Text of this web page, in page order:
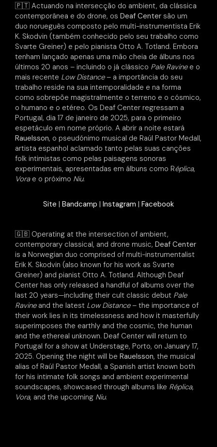
🇵🇹Actuando na intersecção do ambient, da clássica
contemporânea e do drone, osDeaf Center são um
duo norueguês composto pelo multi-instrumentista Erik
K. Skodvin (também conhecido pelo seu trabalho como
Svarte Greiner) e pelo pianista Otto A. Totland. Embora
tenham lançado apenas uma mão cheia de álbuns nos
últimos 20 anos – incluindo o já clássico Pale Ravinee o
mais recente Low Distance– a importância do seu
trabalho reside na sua intemporalidade e na forma
como sobrepõe magistralmente o terreno e o cósmico,
o humano e o etéreo. Os Deaf Center regressam a
Portugal, dia 17 de janeiro de 2025, para o primeiro
espetáculo em nome próprio. A abrir a noite estará
Rauelsson, o pseudónimo musical de Raúl Pastor Medall,
artista espanhol aclamado tanto pelas suas canções
folk intimistas como pelas paisagens sonoras
experimentais, apresentadas em álbuns como Réplica,
Vorae o próximo Niu.
Site | Bandcamp | Instagram | Facebook
🇬🇧 Operating at the intersection of ambient,
contemporary classical, and drone music,Deaf Center
is a Norwegian duo comprised of multi-instrumentalist
Erik K. Skodvin (also known for his work as Svarte
Greiner) and pianist Otto A. Totland. Although Deaf
Center has only released a handful of albums over the
last 20 years—including their cult classic debut Pale
Ravineand the latest Low Distance– the importance of
their work lies in its timelessness and how it masterfully
superimposes the earthly and the cosmic, the human
and the ethereal unknown. Deaf Center will return to
Portugal for a show at Understage, Porto, on January 17,
2025. Opening the night will beRauelsson, the musical
alias of Raúl Pastor Medall, a Spanish artist known both
for his intimate folk songs and ambient experimental
soundscapes, showcased through albums like Réplica,
Vora, and the upcoming Niu.